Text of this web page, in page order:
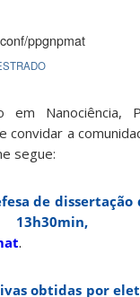
ppgnpmat
Nanociência,
a
segue:
de
.
obtidas por